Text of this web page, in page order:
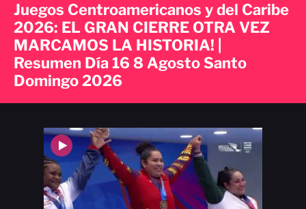
Juegos Centroamericanos y del Caribe
2026: EL GRAN CIERRE OTRA VEZ
MARCAMOS LA HISTORIA! |
Resumen Día 16 8 Agosto Santo
Domingo 2026